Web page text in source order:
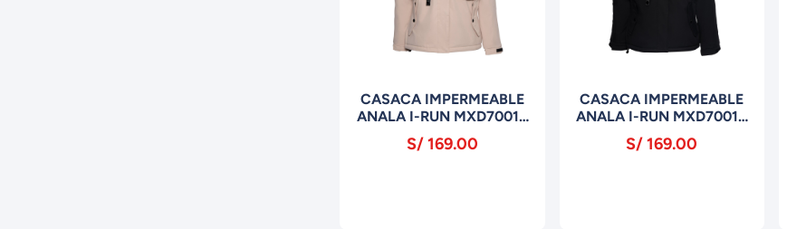
CASACA IMPERMEABLE
ANALA I-RUN MXD7001P
KHAKI
S/ 169.00
CASACA IMPERMEABLE
ANALA I-RUN MXD7001P
NEGRO
S/ 169.00